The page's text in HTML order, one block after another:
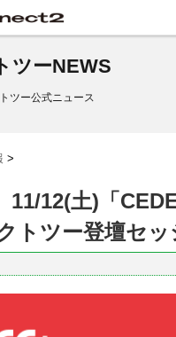
ツーNEWS
ツー公式ニュース
>
11/12(土)「
トツー登壇セッ